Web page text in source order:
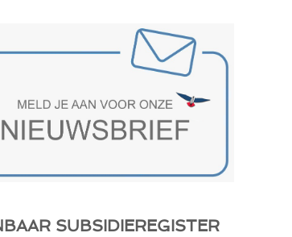
SUBSIDIEREGISTER